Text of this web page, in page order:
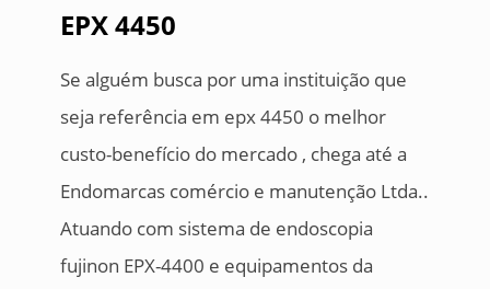
EPX 4450
Se alguém busca por uma instituição que
seja referência em epx 4450 o melhor
custo-benefício do mercado , chega até a
Endomarcas comércio e manutenção Ltda..
Atuando com sistema de endoscopia
fujinon EPX-4400 e equipamentos da